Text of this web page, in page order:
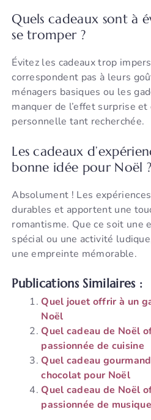
Quels cadeaux sont à
se tromper ?
Évitez les cadeaux trop
correspondent pas à leurs
ménagers basiques ou les
manquer de l’effet surprise
personnelle tant recherchée.
Les cadeaux
bonne idée pour Noël ?
Absolument ! Les
durables et apportent une
romantisme. Que ce soit une
spécial ou une activité
une empreinte mémorable.
Publications Similaires :
Quel jouet offrir à un
Noël
Quel cadeau de Noël
passionnée de cuisine
Quel cadeau
chocolat pour Noël
Quel cadeau de Noël
passionnée de musique